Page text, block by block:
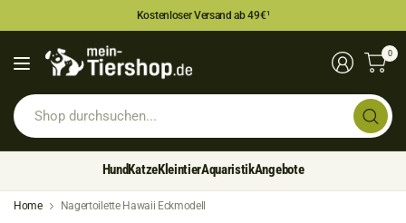
Kostenloser Versand ab 49€¹
0
HundKatzeKleintierAquaristikAngebote
Home Nagertoilette Hawaii Eckmodell